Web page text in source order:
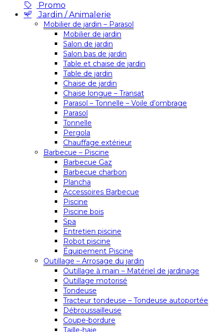
Promo
Jardin / Animalerie
Mobilier de jardin – Parasol
Mobilier de jardin
Salon de jardin
Salon bas de jardin
Table et chaise de jardin
Table de jardin
Chaise de jardin
Chaise longue – Transat
Parasol – Tonnelle – Voile d’ombrage
Parasol
Tonnelle
Pergola
Chauffage extérieur
Barbecue – Piscine
Barbecue Gaz
Barbecue charbon
Plancha
Accessoires Barbecue
Piscine
Piscine bois
Spa
Entretien piscine
Robot piscine
Équipement Piscine
Outillage – Arrosage du jardin
Outillage à main – Matériel de jardinage
Outillage motorisé
Tondeuse
Tracteur tondeuse – Tondeuse autoportée
Débroussailleuse
Coupe-bordure
Taille-haie